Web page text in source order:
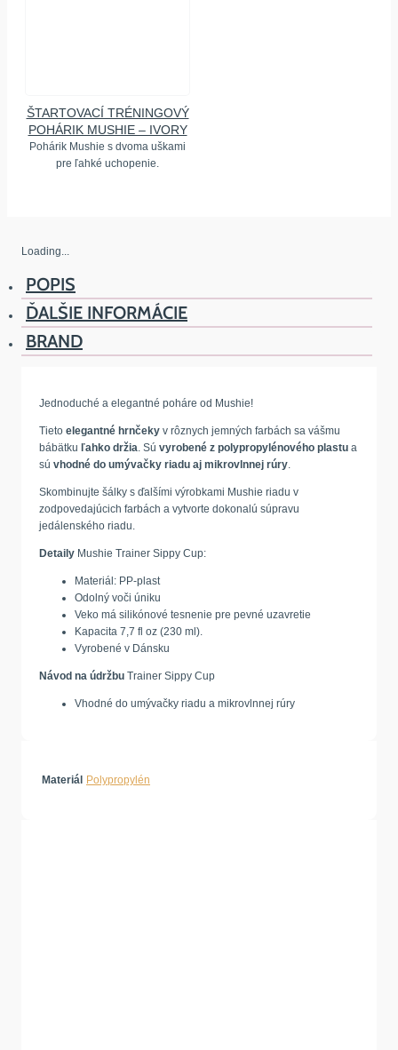
ŠTARTOVACÍ TRÉNINGOVÝ
POHÁRIK MUSHIE – IVORY
Pohárik Mushie s dvoma uškami
pre ľahké uchopenie.
Loading...
POPIS
ĎALŠIE INFORMÁCIE
BRAND
Jednoduché a elegantné poháre od Mushie!
Tieto elegantné hrnčeky v rôznych jemných farbách sa vášmu
bábätku ľahko držia. Sú vyrobené z polypropylénového plastu a
sú vhodné do umývačky riadu aj mikrovlnnej rúry.
Skombinujte šálky s ďalšími výrobkami Mushie riadu v
zodpovedajúcich farbách a vytvorte dokonalú súpravu
jedálenského riadu.
Detaily Mushie Trainer Sippy Cup:
Materiál: PP-plast
Odolný voči úniku
Veko má silikónové tesnenie pre pevné uzavretie
Kapacita 7,7 fl oz (230 ml).
Vyrobené v Dánsku
Návod na údržbu Trainer Sippy Cup
Vhodné do umývačky riadu a mikrovlnnej rúry
Materiál Polypropylén